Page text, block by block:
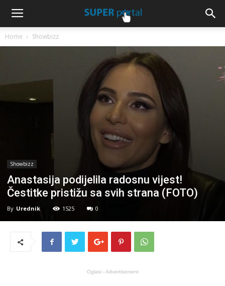
Home Showbizz
Showbizz
Anastasija podijelila radosnu vijest!
Čestitke pristižu sa svih strana (FOTO)
By Urednik 1525 0
Oglasi - Advertisement